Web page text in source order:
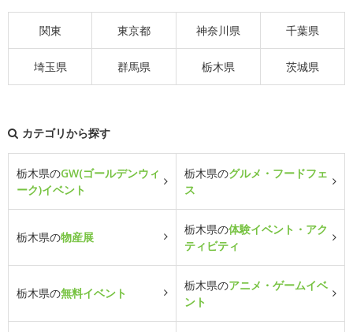
関東 東京都 神奈川県 千葉県
埼玉県 群馬県 栃木県 茨城県
カテゴリから探す
栃木県のGW(ゴールデンウィ
ーク)イベント
栃木県のグルメ・フードフェ
ス
栃木県の物産展
栃木県の体験イベント・アク
ティビティ
栃木県の無料イベント
栃木県のアニメ・ゲームイベ
ント